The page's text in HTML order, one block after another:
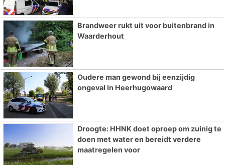
Brandweer rukt uit voor buitenbrand in
Waarderhout
Oudere man gewond bij eenzijdig
ongeval in Heerhugowaard
Droogte: HHNK doet oproep om zuinig te
doen met water en bereidt verdere
maatregelen voor